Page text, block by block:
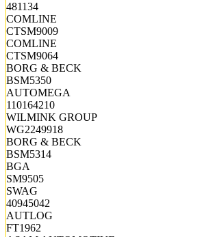
481134
COMLINE
CTSM9009
COMLINE
CTSM9064
BORG & BECK
BSM5350
AUTOMEGA
110164210
WILMINK GROUP
WG2249918
BORG & BECK
BSM5314
BGA
SM9505
SWAG
40945042
AUTLOG
FT1962